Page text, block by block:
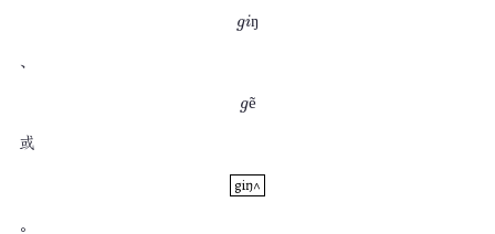
giŋ
giŋ
、
gẽ
gẽ
或
giŋ^
giŋ^
。